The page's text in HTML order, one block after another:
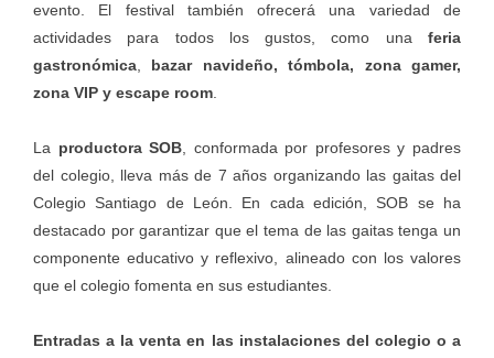
evento. El festival también ofrecerá una variedad de
actividades para todos los gustos, como una feria
gastronómica
bazar navideño, tómbola, zona gamer,
zona VIP y escape room
La productora SOB , conformada por profesores y padres
del colegio, lleva más de 7 años organizando las gaitas del
Colegio Santiago de León. En cada edición, SOB se ha
destacado por garantizar que el tema de las gaitas tenga un
componente educativo y reflexivo, alineado con los valores
que el colegio fomenta en sus estudiantes.
Entradas a la venta en las instalaciones del colegio o a